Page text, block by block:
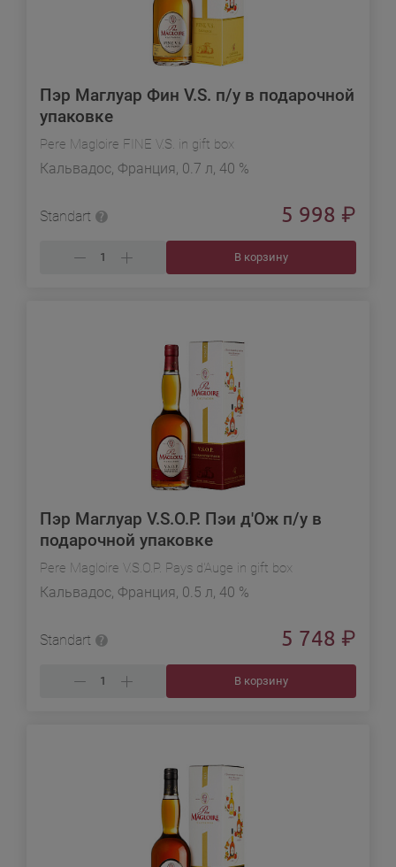
Пэр Маглуар Фин V.S. п/у в подарочной
упаковке
Pere Magloire FINE V.S. in gift box
Кальвадос, Франция, 0.7 л, 40 %
Standart 5 998 ₽
В корзину
Пэр Маглуар V.S.O.P. Пэи д'Ож п/у в
подарочной упаковке
Pere Magloire V.S.O.P. Pays d'Auge in gift box
Кальвадос, Франция, 0.5 л, 40 %
Standart 5 748 ₽
В корзину